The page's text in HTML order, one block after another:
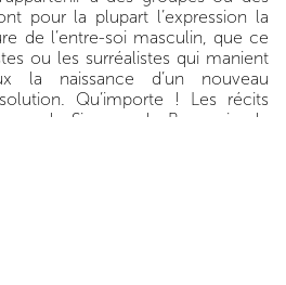
pour la plupart l’expression la
de l’entre-soi masculin, que ce
ou les surréalistes qui manient
la naissance d’un nouveau
Qu’importe ! Les récits
de Simone de Beauvoir, de